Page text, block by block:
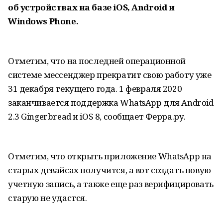
об устройствах на базе iOS, Android и
Windows Phone.
Отметим, что на последней операционной
системе мессенджер прекратит свою работу уже
31 декабря текущего года. 1 февраля 2020
заканчивается поддержка WhatsApp для Android
2.3 Gingerbread и iOS 8, сообщает Ферра.ру.
Отметим, что открыть приложение WhatsApp на
старых девайсах получится, а вот создать новую
учетную запись, а также еще раз верифицировать
старую не удастся.